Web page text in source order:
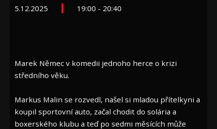
5.12.2025 19:00 - 20:40
Marek Němec v komedii jednoho herce o krizi
středního věku.
Markus Malin se rozvedl, našel si mladou přítelkyni a
koupil sportovní auto, začal chodit do solária a
boxerského klubu a teď po sedmi měsících může